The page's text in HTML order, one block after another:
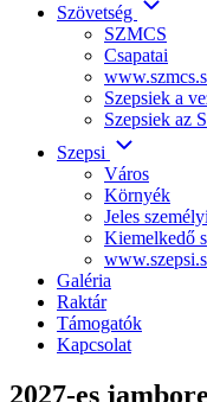
Szövetség
SZMCS
Csapatai
Szepsiek a
Szepsiek az
Szepsi
Város
Környék
Jeles
Kiemelkedő
Galéria
Raktár
Támogatók
Kapcsolat
2027-es